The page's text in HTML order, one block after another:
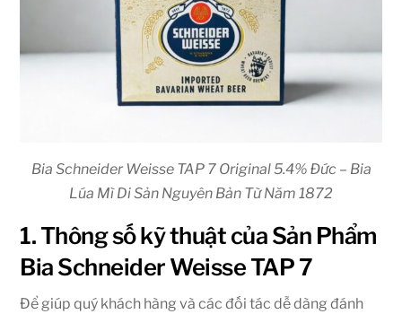
Bia Schneider Weisse TAP 7 Original 5.4% Đức – Bia
Lúa Mì Di Sản Nguyên Bản Từ Năm 1872
1. Thông số kỹ thuật của Sản Phẩm
Bia Schneider Weisse TAP 7
Để giúp quý khách hàng và các đối tác dễ dàng đánh